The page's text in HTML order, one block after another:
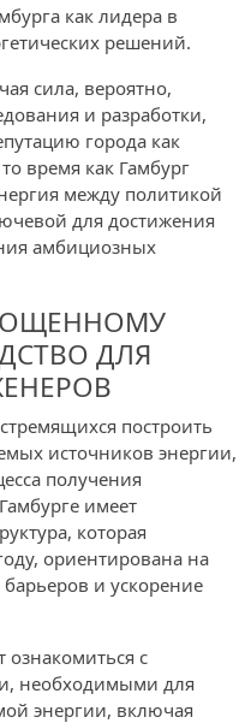
как лидера в
решений.
сила, вероятно,
и разработки,
города как
время как Гамбург
между политикой
для достижения
амбициозных
ДЛЯ
построить
источников энергии,
получения
имеет
которая
ориентирована на
и ускорение
ознакомиться с
необходимыми для
энергии, включая